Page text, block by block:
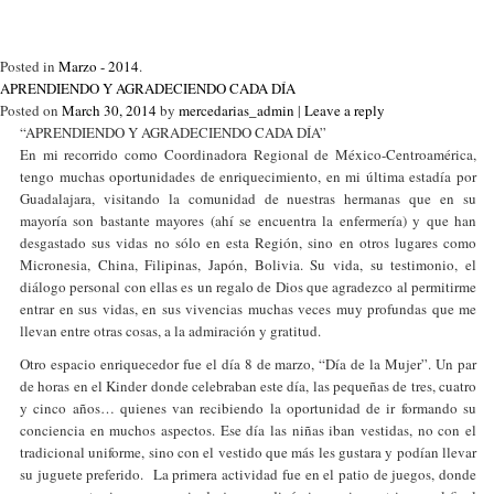
Posted in Marzo - 2014.
APRENDIENDO Y AGRADECIENDO CADA DÍA
Posted on March 30, 2014by mercedarias_admin | Leave a reply
“APRENDIENDO Y AGRADECIENDO CADA DÍA”
En mi recorrido como Coordinadora Regional de México-Centroamérica,
tengo muchas oportunidades de enriquecimiento, en mi última estadía por
Guadalajara, visitando la comunidad de nuestras hermanas que en su
mayoría son bastante mayores (ahí se encuentra la enfermería) y que han
desgastado sus vidas no sólo en esta Región, sino en otros lugares como
Micronesia, China, Filipinas, Japón, Bolivia. Su vida, su testimonio, el
diálogo personal con ellas es un regalo de Dios que agradezco al permitirme
entrar en sus vidas, en sus vivencias muchas veces muy profundas que me
llevan entre otras cosas, a la admiración y gratitud.
Otro espacio enriquecedor fue el día 8 de marzo, “Día de la Mujer”. Un par
de horas en el Kinder donde celebraban este día, las pequeñas de tres, cuatro
y cinco años… quienes van recibiendo la oportunidad de ir formando su
conciencia en muchos aspectos. Ese día las niñas iban vestidas, no con el
tradicional uniforme, sino con el vestido que más les gustara y podían llevar
su juguete preferido. La primera actividad fue en el patio de juegos, donde